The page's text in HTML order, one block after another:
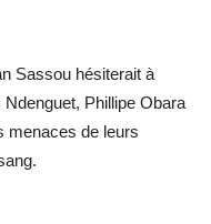
Sassou hésiterait à
Phillipe Obara
menaces de leurs